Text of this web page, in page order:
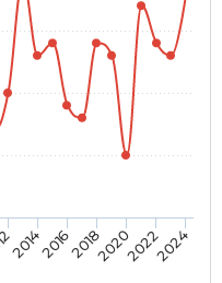
201420162018202020222024